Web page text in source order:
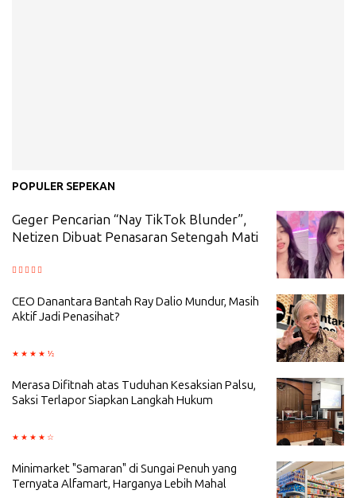
POPULER SEPEKAN
Geger Pencarian “Nay TikTok Blunder”,
Netizen Dibuat Penasaran Setengah Mati
CEO Danantara Bantah Ray Dalio Mundur, Masih
Aktif Jadi Penasihat?
Merasa Difitnah atas Tuduhan Kesaksian Palsu,
Saksi Terlapor Siapkan Langkah Hukum
Minimarket "Samaran" di Sungai Penuh yang
Ternyata Alfamart, Harganya Lebih Mahal